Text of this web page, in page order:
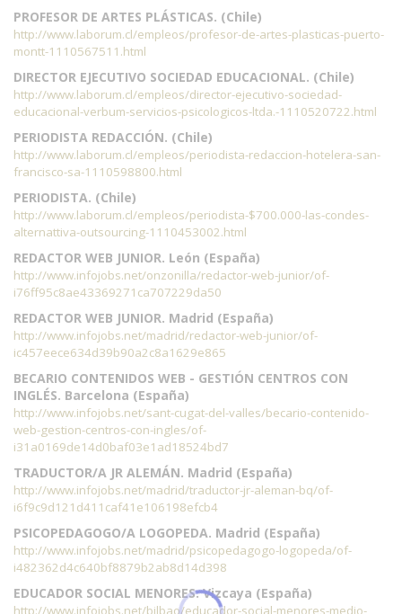
PROFESOR DE ARTES PLÁSTICAS. (Chile)
http://www.laborum.cl/empleos/profesor-de-artes-plasticas-puerto-
montt-1110567511.html
DIRECTOR EJECUTIVO SOCIEDAD EDUCACIONAL. (Chile)
http://www.laborum.cl/empleos/director-ejecutivo-sociedad-
educacional-verbum-servicios-psicologicos-ltda.-1110520722.html
PERIODISTA REDACCIÓN. (Chile)
http://www.laborum.cl/empleos/periodista-redaccion-hotelera-san-
francisco-sa-1110598800.html
PERIODISTA. (Chile)
http://www.laborum.cl/empleos/periodista-$700.000-las-condes-
alternattiva-outsourcing-1110453002.html
REDACTOR WEB JUNIOR. León (España)
http://www.infojobs.net/onzonilla/redactor-web-junior/of-
i76ff95c8ae43369271ca707229da50
REDACTOR WEB JUNIOR. Madrid (España)
http://www.infojobs.net/madrid/redactor-web-junior/of-
ic457eece634d39b90a2c8a1629e865
BECARIO CONTENIDOS WEB - GESTIÓN CENTROS CON
INGLÉS. Barcelona (España)
http://www.infojobs.net/sant-cugat-del-valles/becario-contenido-
web-gestion-centros-con-ingles/of-
i31a0169de14d0baf03e1ad18524bd7
TRADUCTOR/A JR ALEMÁN. Madrid (España)
http://www.infojobs.net/madrid/traductor-jr-aleman-bq/of-
i6f9c9d121d411caf41e106198efcb4
PSICOPEDAGOGO/A LOGOPEDA. Madrid (España)
http://www.infojobs.net/madrid/psicopedagogo-logopeda/of-
i482362d4c640bf8879b2ab8d14d398
EDUCADOR SOCIAL MENORES. Vizcaya (España)
http://www.infojobs.net/bilbao/educador-social-menores-medio-